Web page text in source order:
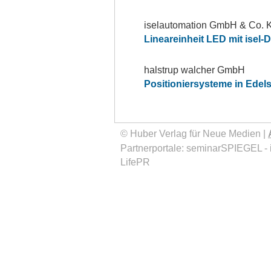
iselautomation GmbH & Co.
Lineareinheit LED mit isel-
halstrup walcher GmbH
Positioniersysteme in
© Huber Verlag für Neue Medien |
Partnerportale: seminarSPIEGEL -
LifePR